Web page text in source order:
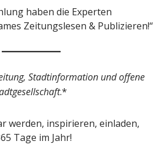
haben die Experten
Zeitungslesen & Publizieren!“
Stadtinformation und offene
.*
werden, inspirieren, einladen,
Tage im Jahr!